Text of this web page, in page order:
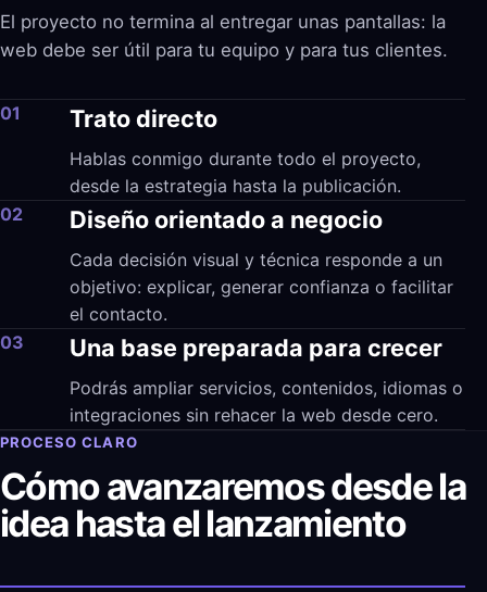
El proyecto no termina al entregar unas pantallas: la
web debe ser útil para tu equipo y para tus clientes.
01 Trato directo
Hablas conmigo durante todo el proyecto,
desde la estrategia hasta la publicación.
02
Diseño orientado a negocio
Cada decisión visual y técnica responde a un
objetivo: explicar, generar confianza o facilitar
el contacto.
03
Una base preparada para crecer
Podrás ampliar servicios, contenidos, idiomas o
integraciones sin rehacer la web desde cero.
PROCESO CLARO
Cómo avanzaremos desde la
idea hasta el lanzamiento